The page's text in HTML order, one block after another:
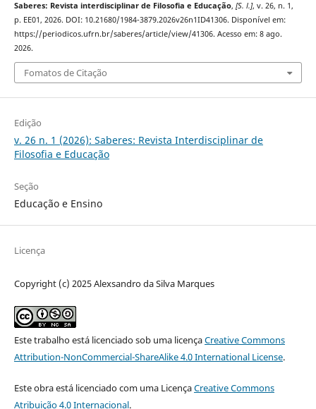
Saberes: Revista interdisciplinar de Filosofia e Educação, [S. l.], v. 26, n. 1,
p. EE01, 2026. DOI: 10.21680/1984-3879.2026v26n1ID41306. Disponível em:
https://periodicos.ufrn.br/saberes/article/view/41306. Acesso em: 8 ago.
2026.
Fomatos de Citação
Edição
v. 26 n. 1 (2026): Saberes: Revista Interdisciplinar de
Filosofia e Educação
Seção
Educação e Ensino
Licença
Copyright (c) 2025 Alexsandro da Silva Marques
Este trabalho está licenciado sob uma licençaCreative Commons
Attribution-NonCommercial-ShareAlike 4.0 International License.
Este obra está licenciado com uma LicençaCreative Commons
Atribuição 4.0 Internacional.